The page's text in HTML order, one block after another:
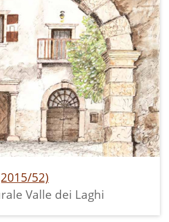
52)
Valle dei Laghi